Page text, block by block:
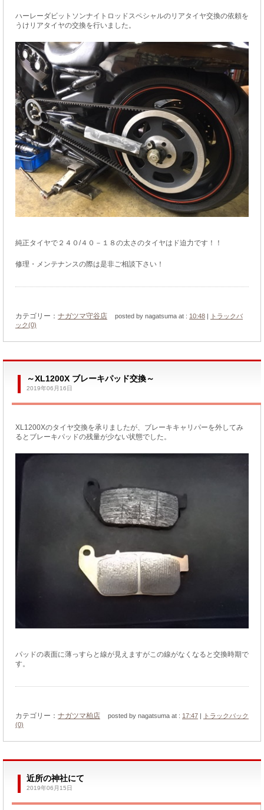
ハーレーダビットソンナイトロッドスペシャルのリアタイヤ交換の依頼を
うけリアタイヤの交換を行いました。
純正タイヤで２４０/４０－１８の太さのタイヤはド迫力です！！
修理・メンテナンスの際は是非ご相談下さい！
カテゴリー： ナガツマ守谷店 posted by nagatsuma at : 10:48 |
トラックバ
ック(0)
～XL1200X ブレーキパッド交換～
2019年06月16日
XL1200Xのタイヤ交換を承りましたが、ブレーキキャリパーを外してみ
るとブレーキパッドの残量が少ない状態でした。
パッドの表面に薄っすらと線が見えますがこの線がなくなると交換時期で
す。
カテゴリー： ナガツマ柏店 posted by nagatsuma at : 17:47 |
トラックバック
(0)
近所の神社にて
2019年06月15日